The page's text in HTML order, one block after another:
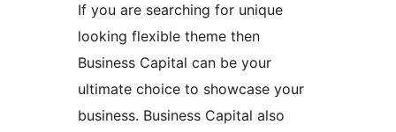
If you are searching for unique
looking flexible theme then
Business Capital can be your
ultimate choice to showcase your
business. Business Capital also